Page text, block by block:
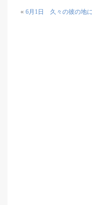
« 6月1日 久々の彼の地